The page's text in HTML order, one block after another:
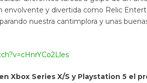
envolvente y divertida como Relic
nuestra cantimplora y unas
Xbox Series X/S y Playstation 5 el